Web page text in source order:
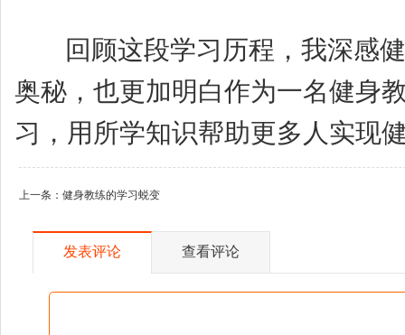
回顾这段学习历程，我深感健
奥秘，也更加明白作为一名健身
习，用所学知识帮助更多人实现
上一条： 健身教练的学习蜕变
发表评论 查看评论